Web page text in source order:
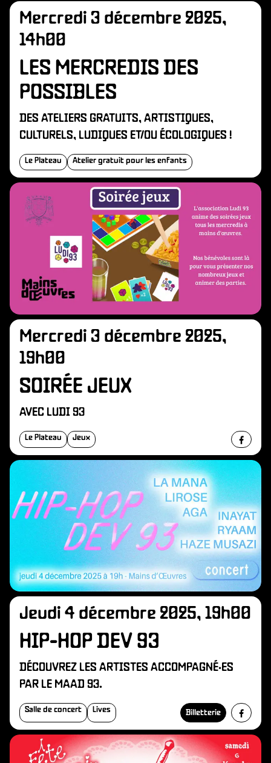
Mercredi 3 décembre 2025,
14h00
LES MERCREDIS DES
POSSIBLES
DES ATELIERS GRATUITS, ARTISTIQUES,
CULTURELS, LUDIQUES ET/OU ÉCOLOGIQUES !
Le Plateau Atelier gratuit pour les enfants
Mercredi 3 décembre 2025,
19h00
SOIRÉE JEUX
AVEC LUDI 93
Le Plateau Jeux
Jeudi 4 décembre 2025, 19h00
HIP-HOP DEV 93
DÉCOUVREZ LES ARTISTES ACCOMPAGNÉ·ES
PAR LE MAAD 93.
Salle de concert Lives Billetterie